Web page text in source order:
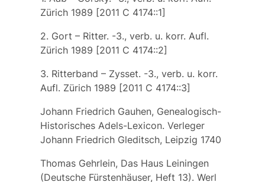
Zürich 1989 [2011 C 4174::1]
2. Gort – Ritter. -3., verb. u. korr. Aufl.
Zürich 1989 [2011 C 4174::2]
3. Ritterband – Zysset. -3., verb. u. korr.
Aufl. Zürich 1989 [2011 C 4174::3]
Johann Friedrich Gauhen, Genealogisch-
Historisches Adels-Lexicon. Verleger
Johann Friedrich Gleditsch, Leipzig 1740
Thomas Gehrlein, Das Haus Leiningen
(Deutsche Fürstenhäuser, Heft 13). Werl